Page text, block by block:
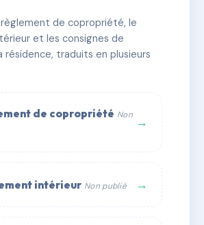
🏠 112 lots 🏗 3 bâtiment(s)
Digital
de copropriété, le
et les consignes de
résidence, traduits en plusieurs
de copropriété Non →
intérieur Non publié →